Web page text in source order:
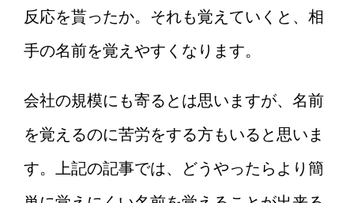
反応を貰ったか。それも覚えていくと、相
手の名前を覚えやすくなります。
会社の規模にも寄るとは思いますが、名前
を覚えるのに苦労をする方もいると思いま
す。上記の記事では、どうやったらより簡